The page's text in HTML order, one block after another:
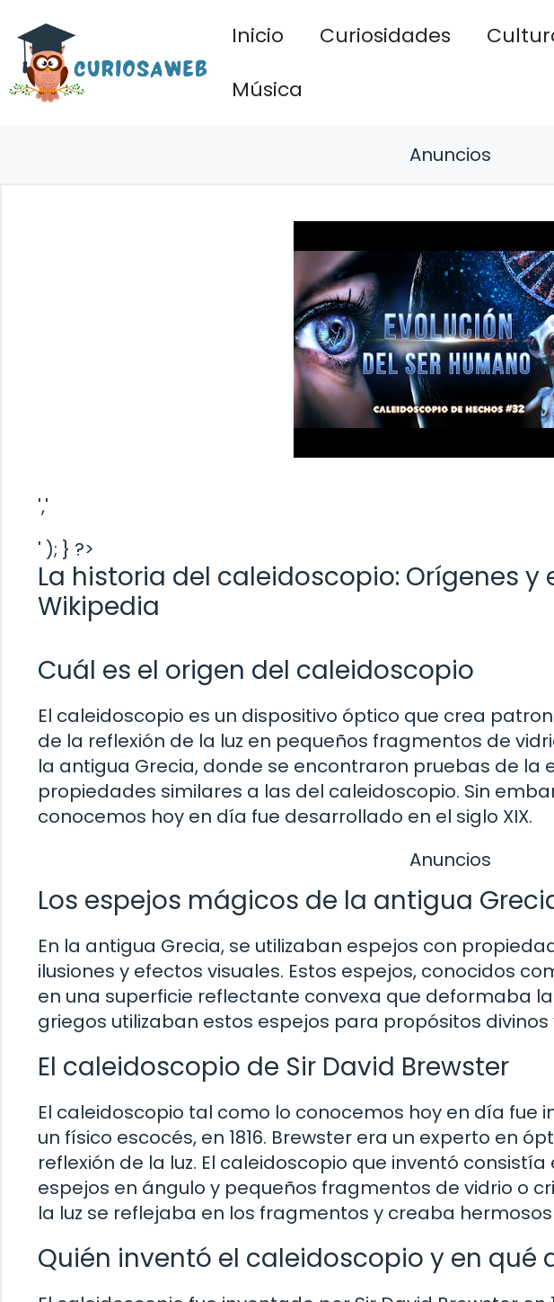
contenido
Inicio Curiosidades
Música
Anuncios
','
' ); } ?>
La historia del caleidoscopio: Orígenes y
Wikipedia
Cuál es el origen del caleidoscopio
El caleidoscopio es un dispositivo óptico que crea
de la reflexión de la luz en pequeños fragmentos de
la antigua Grecia, donde se encontraron pruebas de la
propiedades similares a las del caleidoscopio. Sin
conocemos hoy en día fue desarrollado en el siglo XIX.
Anuncios
Los espejos mágicos de la antigua
En la antigua Grecia, se utilizaban espejos con
ilusiones y efectos visuales. Estos espejos, conocidos
en una superficie reflectante convexa que deformaba
griegos utilizaban estos espejos para propósitos divinos
El caleidoscopio de Sir David Brewster
El caleidoscopio tal como lo conocemos hoy en día fue
un físico escocés, en 1816. Brewster era un experto en
reflexión de la luz. El caleidoscopio que inventó
espejos en ángulo y pequeños fragmentos de vidrio o
la luz se reflejaba en los fragmentos y creaba
Quién inventó el caleidoscopio y en qué